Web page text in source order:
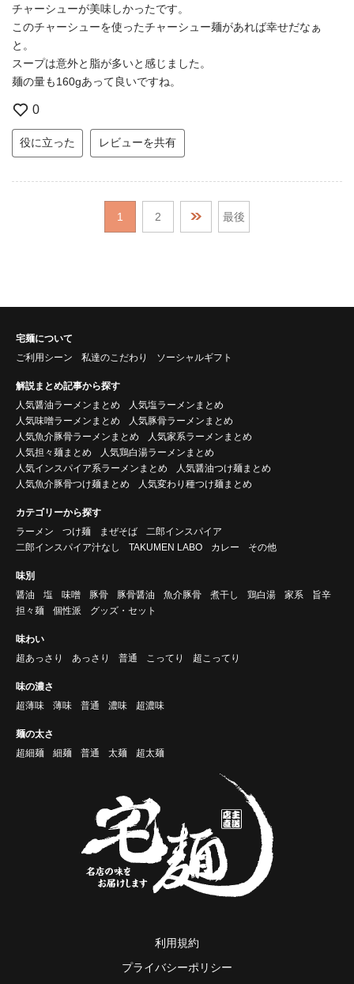
チャーシューが美味しかったです。
このチャーシューを使ったチャーシュー麺があれば幸せだなぁ
と。
スープは意外と脂が多いと感じました。
麺の量も160gあって良いですね。
0
役に立った レビューを共有
1 2 最後
宅麺について
ご利用シーン
私達のこだわり ソーシャルギフト
解説まとめ記事から探す
人気醤油ラーメンまとめ
人気塩ラーメンまとめ
人気味噌ラーメンまとめ
人気豚骨ラーメンまとめ
人気魚介豚骨ラーメンまとめ
人気家系ラーメンまとめ
人気担々麺まとめ
人気鶏白湯ラーメンまとめ
人気インスパイア系ラーメンまとめ
人気醤油つけ麺まとめ
人気魚介豚骨つけ麺まとめ
人気変わり種つけ麺まとめ
カテゴリーから探す
ラーメン
つけ麺 まぜそば
二郎インスパイア
二郎インスパイア汁なし
TAKUMEN LABO カレー その他
味別
醤油
塩 味噌 豚骨 豚骨醤油 魚介豚骨 煮干し 鶏白湯 家系
旨辛
担々麺
個性派 グッズ・セット
味わい
超あっさり
あっさり 普通 こってり 超こってり
味の濃さ
超薄味
薄味 普通 濃味 超濃味
麺の太さ
超細麺
細麺 普通 太麺 超太麺
利用規約
プライバシーポリシー